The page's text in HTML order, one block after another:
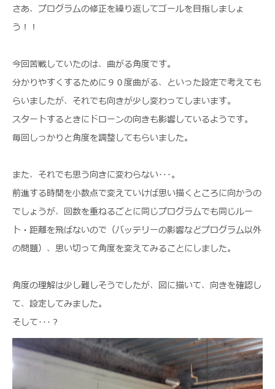
さあ、プログラムの修正を繰り返してゴールを目指しましょ
う！！
今回苦戦していたのは、曲がる角度です。
分かりやすくするために９０度曲がる、といった設定で考えても
らいましたが、それでも向きが少し変わってしまいます。
スタートするときにドローンの向きも影響しているようです。
毎回しっかりと角度を調整してもらいました。
また、それでも思う向きに変わらない･･･。
前進する時間を小数点で変えていけば思い描くところに向かうの
でしょうが、回数を重ねるごとに同じプログラムでも同じルー
ト・距離を飛ばないので（バッテリーの影響などプログラム以外
の問題）、思い切って角度を変えてみることにしました。
角度の理解は少し難しそうでしたが、図に描いて、向きを確認し
て、設定してみました。
そして･･･？